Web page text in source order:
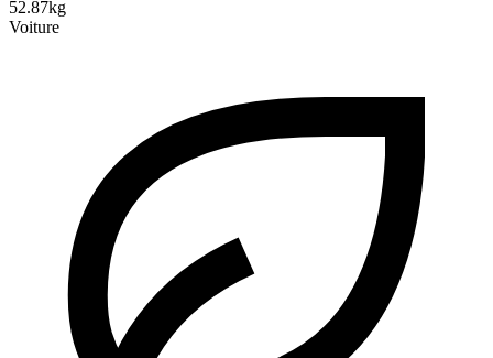
52.87kg
Voiture